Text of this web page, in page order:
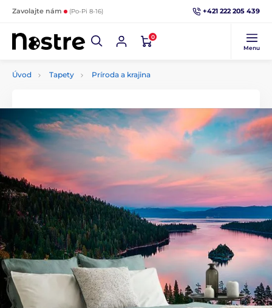
Zavolajte nám (Po-Pi 8-16) +421 222 205 439
0
Menu
Úvod Tapety Príroda a krajina